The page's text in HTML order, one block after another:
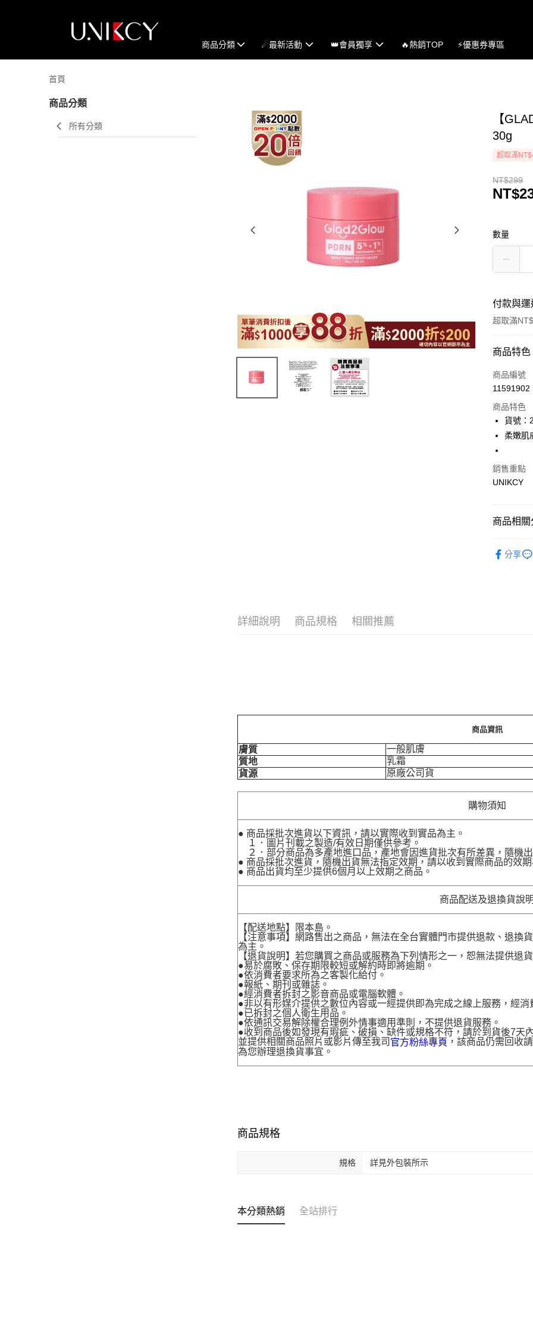
商品分類 ☄最新活動 👑會員獨享 🔥熱銷TOP ⚡優惠券專區
首頁
商品分類
所有分類
【
30g
超取滿
NT$299
數量
付款與運
超取滿
付款方式
icash Pay
超商取貨
LINE Pay
街口支付
Google
商品特色
商品編號
11591902
商品特色
貨號：
柔嫩肌
銷售重點
UNIKCY
商品相關
分享
詳細說明 商品規格 相關推薦
商品資訊
膚質
一般肌膚
質地
乳霜
貨源
原廠公司貨
購物須知
● 商品採批次進貨以下資訊，請以實際收到實品為主。
１．圖片刊載之製造/有效日期僅供參考。
２．部分商品為多產地進口品，產地會因進貨批次有所差異，隨機出
● 商品採批次進貨，隨機出貨無法指定效期，請以收到實際商品的效期
● 商品出貨均至少提供6個月以上效期之商品。
商品配送及退換貨說明
【配送地點】限本島。
【注意事項】網路售出之商品，無法在全台實體門市提供退款、退換
為主。
【退貨說明】若您購買之商品或服務為下列情形之一，恕無法提供退貨
●易於腐敗、保存期限較短或解約時即將逾期。
●依消費者要求所為之客製化給付。
●報紙、期刊或雜誌。
●經消費者拆封之影音商品或電腦軟體。
●非以有形媒介提供之數位內容或一經提供即為完成之線上服務，經消
●已拆封之個人衛生用品。
●依通訊交易解除權合理例外情事適用準則，不提供退貨服務。
●收到商品後如發現有瑕疵、破損、缺件或規格不符，請於到貨後7天
並提供相關商品照片或影片傳至我司 官方粉絲專頁 ，該商品仍需回收
為您辦理退換貨事宜。
商品規格
規格 詳見外包裝所示
本分類熱銷 全站排行